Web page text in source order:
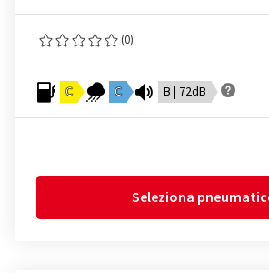
(0)
C C B | 72dB
Seleziona